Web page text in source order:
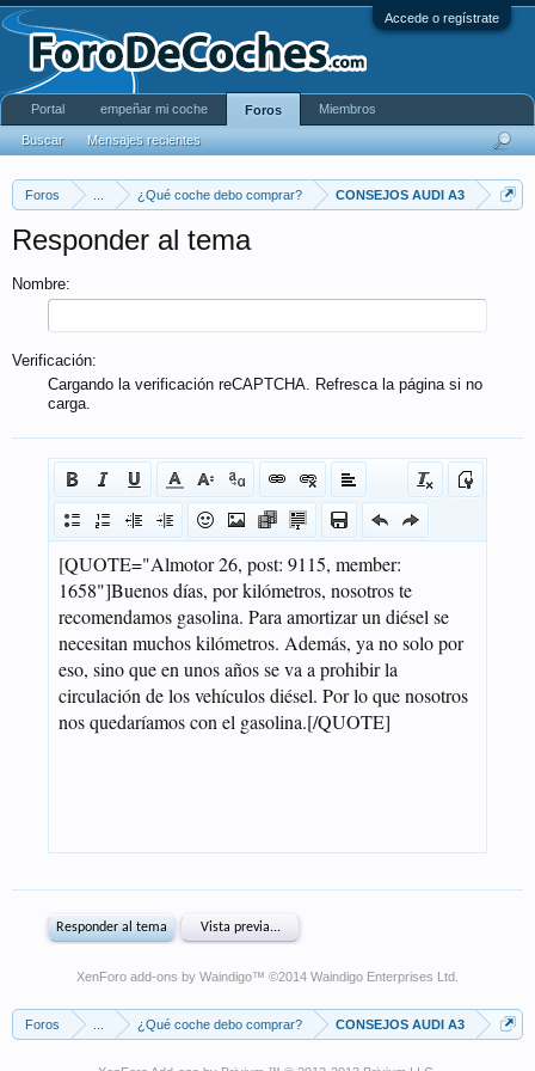
Accede o regístrate
Foros ¿Qué coche debo comprar? CONSEJOS AUDI A3
Responder al tema
Nombre:
Verificación:
Cargando la verificación reCAPTCHA. Refresca la página si no
carga.
XenForo add-ons by Waindigo™ ©2014 Waindigo Enterprises Ltd
Foros ¿Qué coche debo comprar? CONSEJOS AUDI A3
Portal empeñar mi coche Foros
Buscar Mensajes recientes
Miembros